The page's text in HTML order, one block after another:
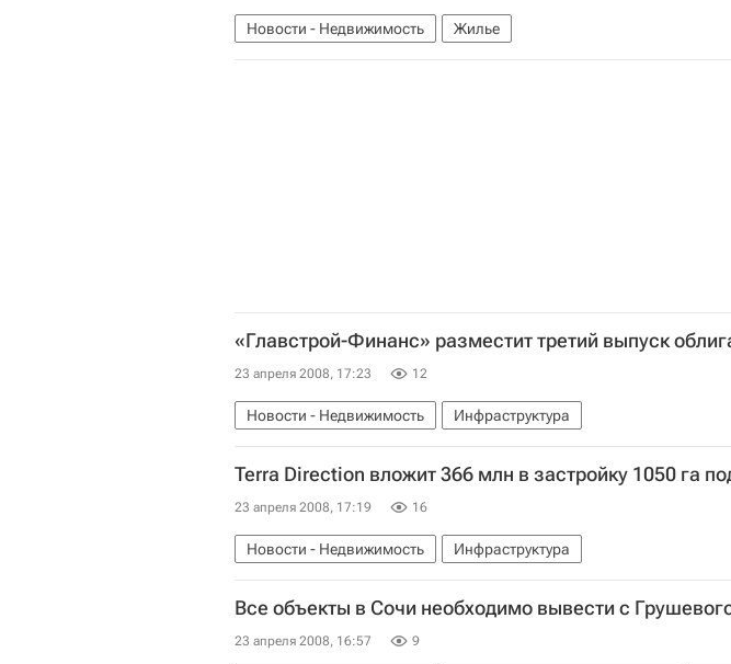
Новости - Недвижимость Жилье
«Главстрой-Финанс» разместит третий выпуск
23 апреля 2008, 17:23 12
Новости - Недвижимость Инфраструктура
Terra Direction вложит 366 млн в застройку 1050 га
23 апреля 2008, 17:19 16
Новости - Недвижимость Инфраструктура
Все объекты в Сочи необходимо вывести с
23 апреля 2008, 16:57 9